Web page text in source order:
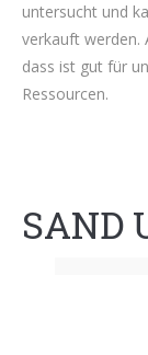
untersucht und
verkauft werden.
dass ist gut für
Ressourcen.
SAND